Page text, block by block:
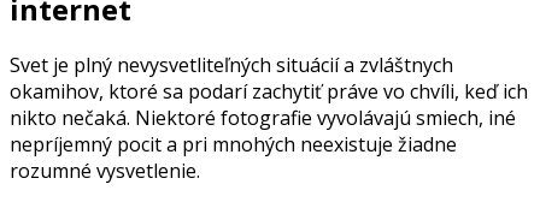
internet
Svet je plný nevysvetliteľných situácií a zvláštnych
okamihov, ktoré sa podarí zachytiť práve vo chvíli, keď ich
nikto nečaká. Niektoré fotografie vyvolávajú smiech, iné
nepríjemný pocit a pri mnohých neexistuje žiadne
rozumné vysvetlenie.